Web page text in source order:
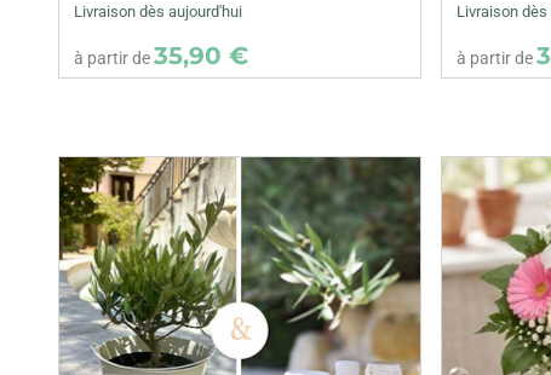
Livraison dès aujourd'hui
à partir de35,90 €
Livraison
à partir de